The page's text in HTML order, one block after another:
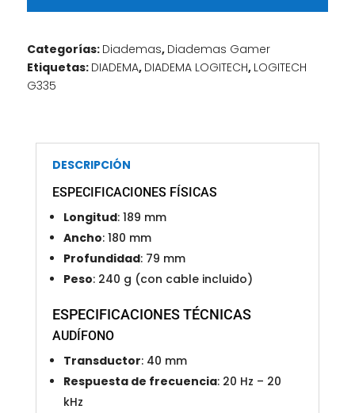
Categorías: Diademas, Diademas Gamer
Etiquetas: DIADEMA, DIADEMA LOGITECH, LOGITECH
G335
DESCRIPCIÓN
ESPECIFICACIONES FÍSICAS
Longitud: 189 mm
Ancho: 180 mm
Profundidad: 79 mm
Peso: 240 g (con cable incluido)
ESPECIFICACIONES TÉCNICAS
AUDÍFONO
Transductor: 40 mm
Respuesta de frecuencia: 20 Hz – 20
kHz